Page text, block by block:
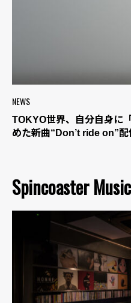
NEWS
TOKYO世界、自分自身に
めた新曲“Don’t ride on”配
Spincoaster